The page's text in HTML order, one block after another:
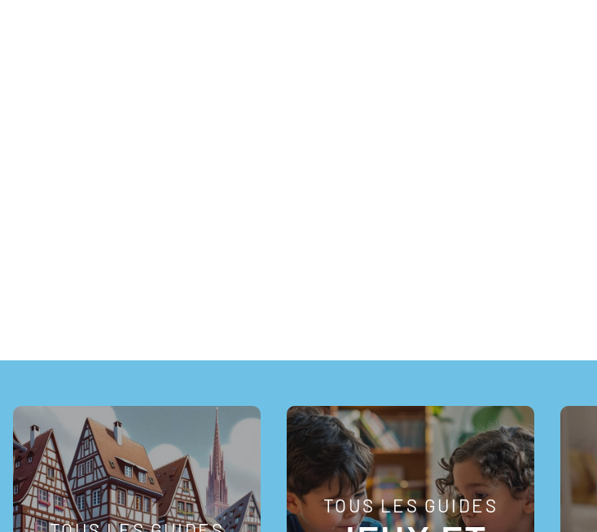
TOUS LES GUIDES